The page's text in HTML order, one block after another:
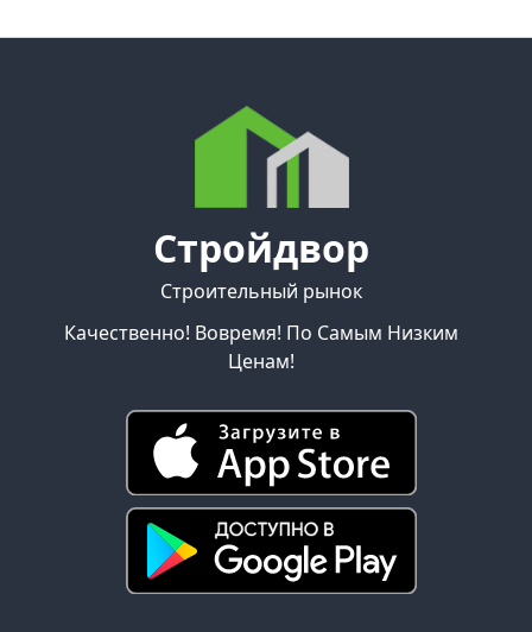
Стройдвор
Строительный рынок
Качественно! Вовремя! По Самым Низким
Ценам!